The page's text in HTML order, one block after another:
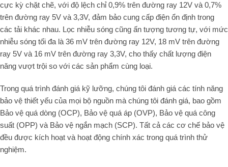
cực kỳ chặt chẽ, với độ lệch chỉ 0,9% trên đường ray 12V và 0,7%
trên đường ray 5V và 3,3V, đảm bảo cung cấp điện ổn định trong
các tải khác nhau. Lọc nhiễu sóng cũng ấn tượng tương tự, với mức
nhiễu sóng tối đa là 36 mV trên đường ray 12V, 18 mV trên đường
ray 5V và 16 mV trên đường ray 3,3V, cho thấy chất lượng điện
năng vượt trội so với các sản phẩm cùng loại.
Trong quá trình đánh giá kỹ lưỡng, chúng tôi đánh giá các tính năng
bảo vệ thiết yếu của mọi bộ nguồn mà chúng tôi đánh giá, bao gồm
Bảo vệ quá dòng (OCP), Bảo vệ quá áp (OVP), Bảo vệ quá công
suất (OPP) và Bảo vệ ngắn mạch (SCP). Tất cả các cơ chế bảo vệ
đều được kích hoạt và hoạt động chính xác trong quá trình thử
nghiệm.